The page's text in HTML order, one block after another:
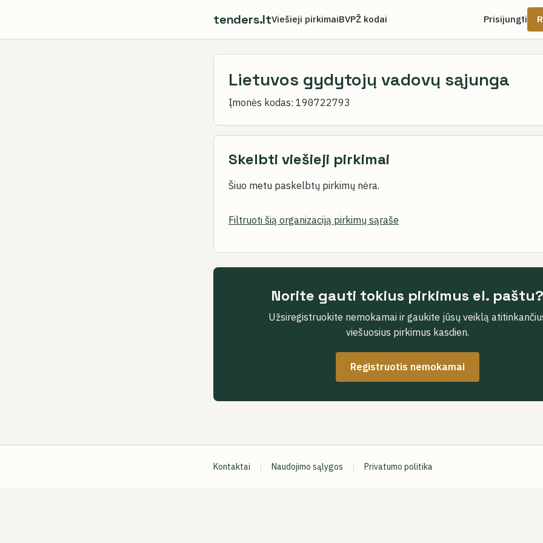
tenders.ltViešieji pirkimaiBVPŽ kodai Prisijungti
Lietuvos gydytojų vadovų sąjunga
Įmonės kodas: 190722793
Skelbti viešieji pirkimai
Šiuo metu paskelbtų pirkimų nėra.
Filtruoti šią organizaciją pirkimų sąraše
Norite gauti tokius pirkimus el. paštu?
Užsiregistruokite nemokamai ir gaukite jūsų veiklą
viešuosius pirkimus kasdien.
Registruotis nemokamai
Kontaktai | Naudojimo sąlygos | Privatumo politika